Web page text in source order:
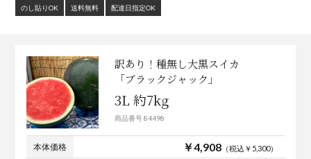
のし貼りOK 送料無料 配達日指定OK
訳あり！種無し大黒スイカ
「ブラックジャック」
3L 約7kg
商品番号 84498
本体価格 ￥4,908（税込￥5,300）